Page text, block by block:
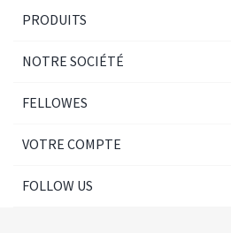
PRODUITS
NOTRE SOCIÉTÉ
FELLOWES
VOTRE COMPTE
FOLLOW US